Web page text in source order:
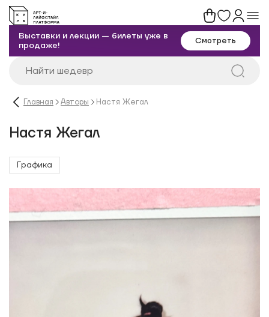
Выставки и лекции — билеты уже в
продаже!
Смотреть
Главная Авторы Настя Жегал
Настя Жегал
Графика